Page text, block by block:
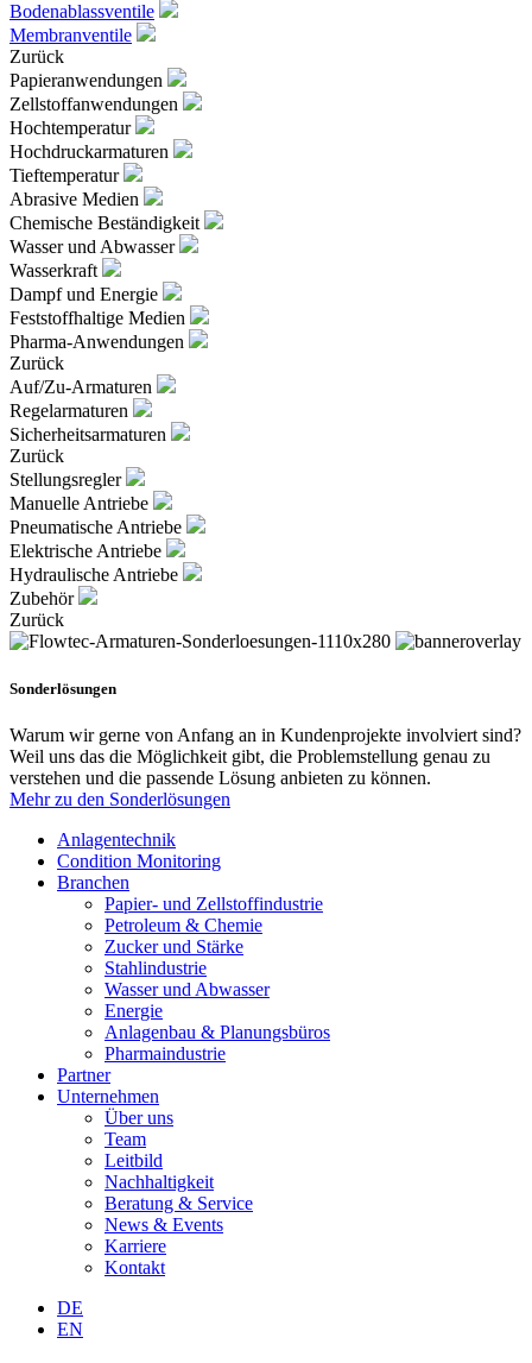
Bodenablassventile
Membranventile
Zurück
Papieranwendungen
Zellstoffanwendungen
Hochtemperatur
Hochdruckarmaturen
Tieftemperatur
Abrasive Medien
Chemische Beständigkeit
Wasser und Abwasser
Wasserkraft
Dampf und Energie
Feststoffhaltige Medien
Pharma-Anwendungen
Zurück
Auf/Zu-Armaturen
Regelarmaturen
Sicherheitsarmaturen
Zurück
Stellungsregler
Manuelle Antriebe
Pneumatische Antriebe
Elektrische Antriebe
Hydraulische Antriebe
Zubehör
Zurück
Sonderlösungen
Warum wir gerne von Anfang an in Kundenprojekte involviert sind?
Weil uns das die Möglichkeit gibt, die Problemstellung genau zu
verstehen und die passende Lösung anbieten zu können.
Mehr zu den Sonderlösungen
Anlagentechnik
Condition Monitoring
Branchen
Papier- und Zellstoffindustrie
Petroleum & Chemie
Zucker und Stärke
Stahlindustrie
Wasser und Abwasser
Energie
Anlagenbau & Planungsbüros
Pharmaindustrie
Partner
Unternehmen
Über uns
Team
Leitbild
Nachhaltigkeit
Beratung & Service
News & Events
Karriere
Kontakt
DE
EN